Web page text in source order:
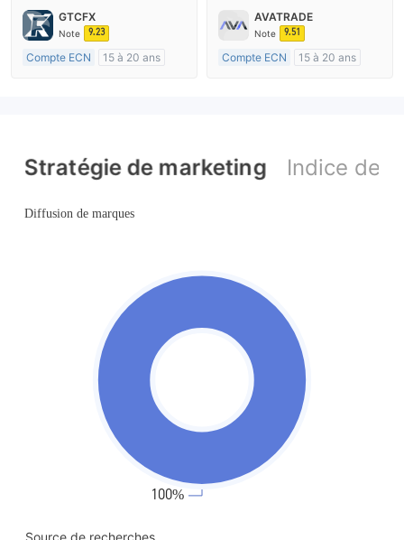
Market Making (MM)
cTrader
Etiquette principale MT4
GTCFX
Note 9.23
Compte ECN
15 à 20 ans
AVATRADE
Note 9.51
Compte ECN
15 à 20 ans
Stratégie de marketing Indice de
Source de recherches